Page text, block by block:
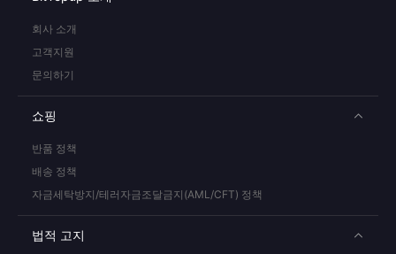
회사 소개
고객지원
문의하기
쇼핑
반품 정책
배송 정책
자금세탁방지/테러자금조달금지(AML/CFT) 정책
법적 고지